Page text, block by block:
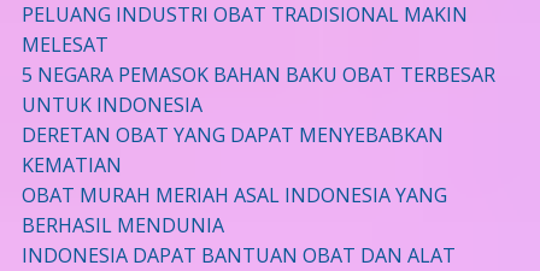
PELUANG INDUSTRI OBAT TRADISIONAL MAKIN
MELESAT
5 NEGARA PEMASOK BAHAN BAKU OBAT TERBESAR
UNTUK INDONESIA
DERETAN OBAT YANG DAPAT MENYEBABKAN
KEMATIAN
OBAT MURAH MERIAH ASAL INDONESIA YANG
BERHASIL MENDUNIA
INDONESIA DAPAT BANTUAN OBAT DAN ALAT